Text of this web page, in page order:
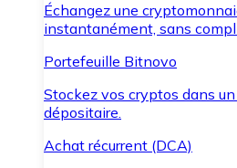
Échangez une
instantanément, sans
Portefeuille Bitnovo
Stockez vos cryptos dans
dépositaire.
Achat récurrent (DCA)